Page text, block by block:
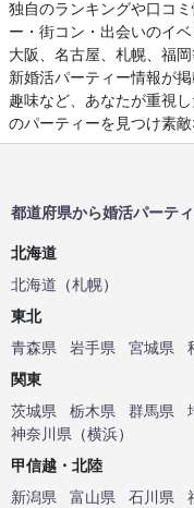
独自のランキングや口コ
ー・街コン・出会いのイ
大阪、名古屋、札幌、福
新婚活パーティー情報が
趣味など、あなたが重視
のパーティーを見つけ素
都道府県から婚活パーテ
北海道
北海道 （札幌）
東北
青森県
岩手県 宮城県
関東
茨城県
栃木県 群馬県
神奈川県 （横浜）
甲信越・北陸
新潟県
富山県 石川県